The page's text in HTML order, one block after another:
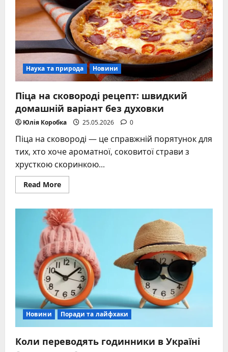
Наука та природа Новини
Піца на сковороді рецепт: швидкий
домашній варіант без духовки
Юлія Коробка 25.05.2026 0
Піца на сковороді — це справжній порятунок для
тих, хто хоче ароматної, соковитої страви з
хрусткою скоринкою...
Read MoreRead
more
на
сковороді
рецепт:
швидкий
домашній
варіант
без
духовки
Новини Поради та лайфхаки
Коли переводять годинники в Україні